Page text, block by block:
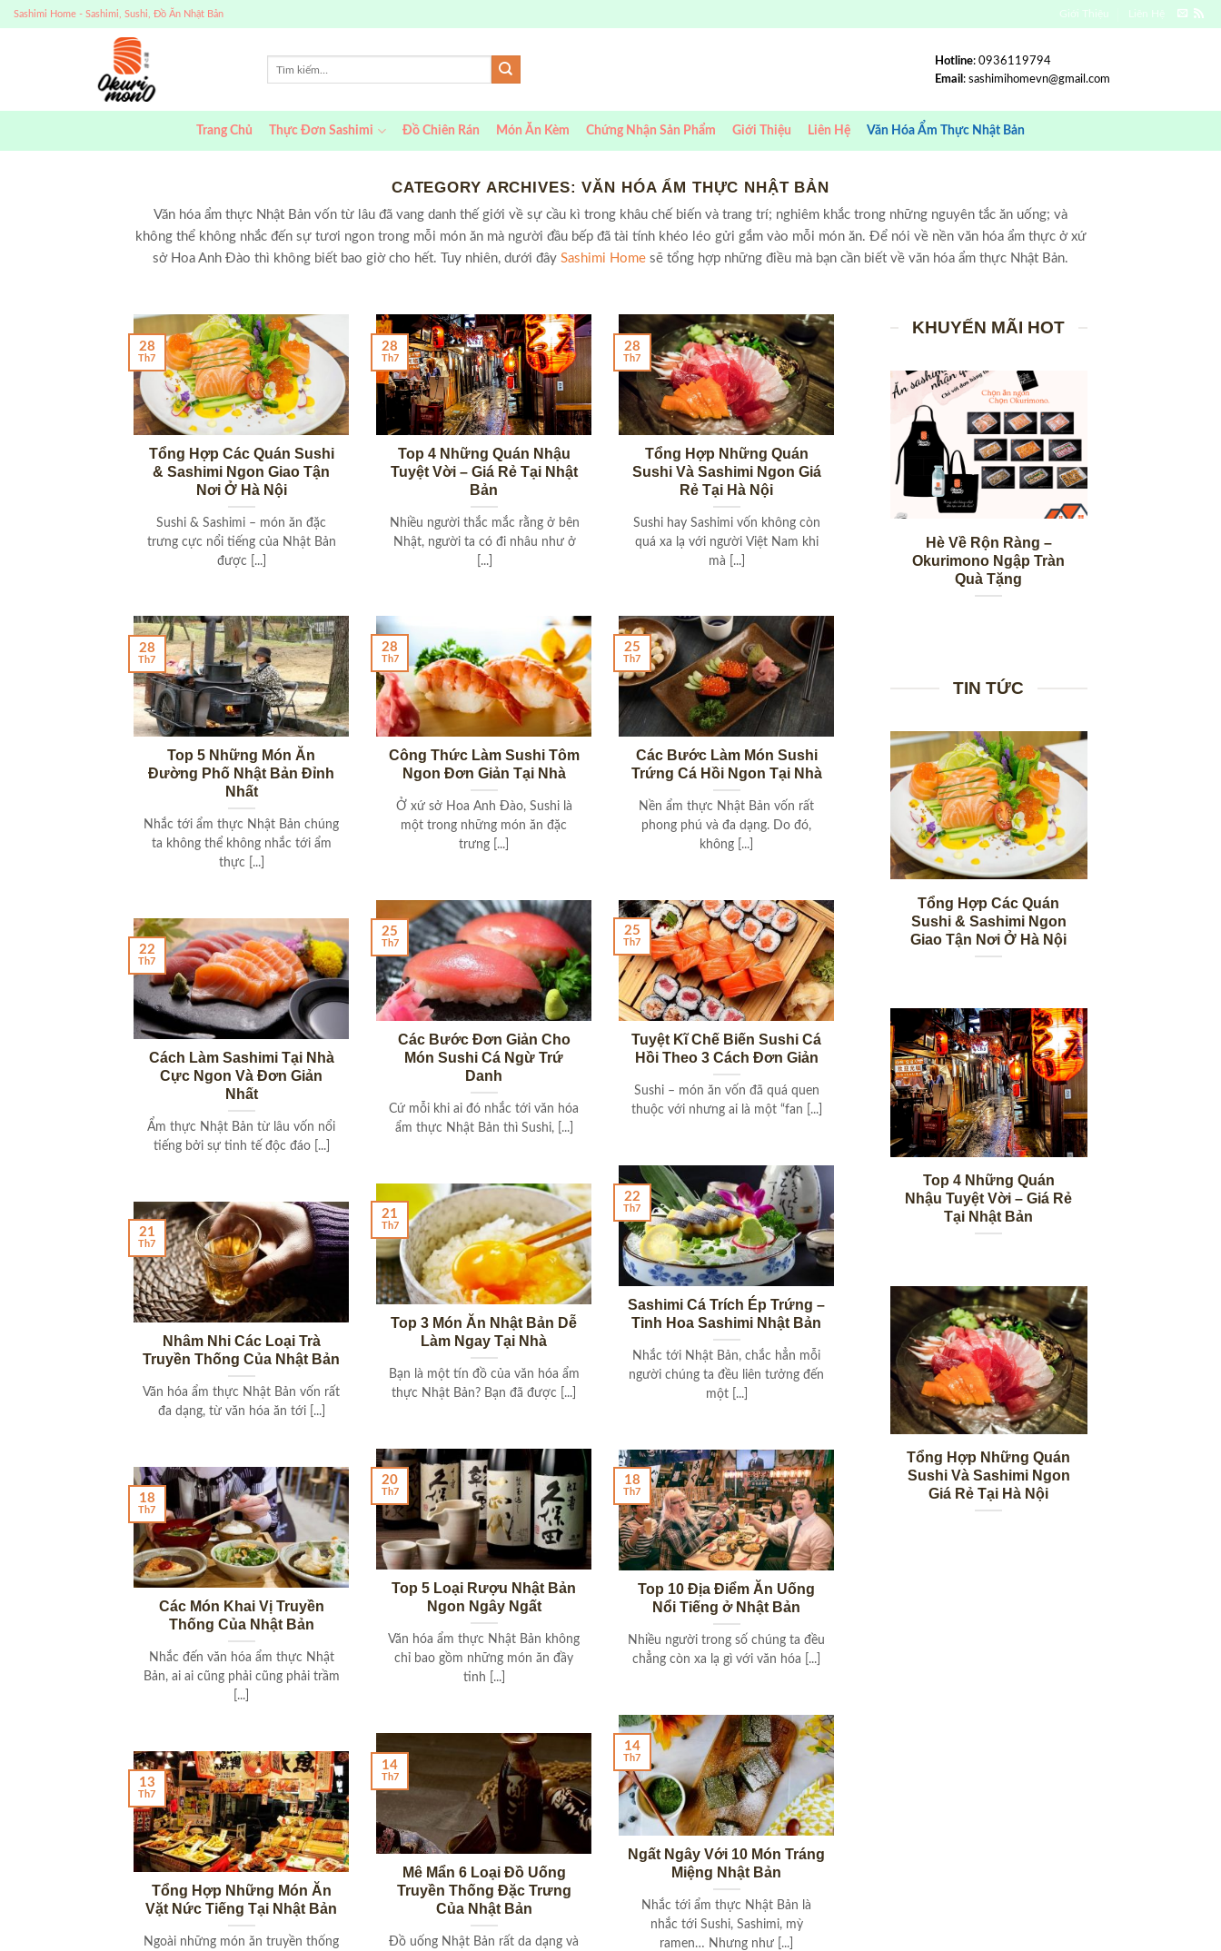
Skip
to
Sashimi Home - Sashimi, Sushi, Đồ Ăn Nhật Bản Giới Thiệu Liên Hệ
Hotline: 0936119794
Email : sashimihomevn@gmail.com
Trang Chủ Thực Đơn Sashimi Đồ Chiên Rán Món Ăn Kèm Chứng Nhận Sản Phẩm Giới Thiệu Liên Hệ Văn Hóa Ẩm Thực Nhật Bản
CATEGORY ARCHIVES:VĂN HÓA ẨM THỰC NHẬT BẢN
Văn hóa ẩm thực Nhật Bản vốn từ lâu đã vang danh thế giới về sự cầu kì trong khâu chế biến và trang trí; nghiêm khắc trong những nguyên tắc ăn uống; và
không thể không nhắc đến sự tươi ngon trong mỗi món ăn mà người đầu bếp đã tài tính khéo léo gửi gắm vào mỗi món ăn. Để nói về nền văn hóa ẩm thực ở xứ
sở Hoa Anh Đào thì không biết bao giờ cho hết. Tuy nhiên, dưới đây Sashimi Home sẽ tổng hợp những điều mà bạn cần biết về văn hóa ẩm thực Nhật Bản.
Tổng Hợp Các Quán Sushi
& Sashimi Ngon Giao Tận
Nơi Ở Hà Nội
Sushi & Sashimi – món ăn đặc
trưng cực nổi tiếng của Nhật Bản
được [...]
28
Th7
Top 4 Những Quán Nhậu
Tuyệt Vời – Giá Rẻ Tại Nhật
Bản
Nhiều người thắc mắc rằng ở bên
Nhật, người ta có đi nhâu như ở
[...]
28
Th7
Tổng Hợp Những Quán
Sushi Và Sashimi Ngon Giá
Rẻ Tại Hà Nội
Sushi hay Sashimi vốn không còn
quá xa lạ với người Việt Nam khi
mà [...]
28
Th7
Top 5 Những Món Ăn
Đường Phố Nhật Bản Đỉnh
Nhất
Nhắc tới ẩm thực Nhật Bản chúng
ta không thể không nhắc tới ẩm
thực [...]
28
Th7
Công Thức Làm Sushi Tôm
Ngon Đơn Giản Tại Nhà
Ở xứ sở Hoa Anh Đào, Sushi là
một trong những món ăn đặc
trưng [...]
28
Th7
Các Bước Làm Món Sushi
Trứng Cá Hồi Ngon Tại Nhà
Nền ẩm thực Nhật Bản vốn rất
phong phú và đa dạng. Do đó,
không [...]
25
Th7
Các Bước Đơn Giản Cho
Món Sushi Cá Ngừ Trứ
Danh
Cứ mỗi khi ai đó nhắc tới văn hóa
ẩm thực Nhật Bản thì Sushi, [...]
25
Th7
Tuyệt Kĩ Chế Biến Sushi Cá
Hồi Theo 3 Cách Đơn Giản
Sushi – món ăn vốn đã quá quen
thuộc với nhưng ai là một “fan [...]
25
Th7
Cách Làm Sashimi Tại Nhà
Cực Ngon Và Đơn Giản
Nhất
Ẩm thực Nhật Bản từ lâu vốn nổi
tiếng bởi sự tinh tế độc đáo [...]
22
Th7
Sashimi Cá Trích Ép Trứng –
Tinh Hoa Sashimi Nhật Bản
Nhắc tới Nhật Bản, chắc hẳn mỗi
người chúng ta đều liên tưởng đến
một [...]
22
Th7
Top 3 Món Ăn Nhật Bản Dễ
Làm Ngay Tại Nhà
Bạn là một tín đồ của văn hóa ẩm
thực Nhật Bản? Bạn đã được [...]
21
Th7
Nhâm Nhi Các Loại Trà
Truyền Thống Của Nhật Bản
Văn hóa ẩm thực Nhật Bản vốn rất
đa dạng, từ văn hóa ăn tới [...]
21
Th7
Top 5 Loại Rượu Nhật Bản
Ngon Ngây Ngất
Văn hóa ẩm thực Nhật Bản không
chỉ bao gồm những món ăn đầy
tinh [...]
20
Th7
Top 10 Địa Điểm Ăn Uống
Nổi Tiếng ở Nhật Bản
Nhiều người trong số chúng ta đều
chẳng còn xa lạ gì với văn hóa [...]
18
Th7
Các Món Khai Vị Truyền
Thống Của Nhật Bản
Nhắc đến văn hóa ẩm thực Nhật
Bản, ai ai cũng phải cũng phải trầm
[...]
18
Th7
Ngất Ngây Với 10 Món Tráng
Miệng Nhật Bản
Nhắc tới ẩm thực Nhật Bản là
nhắc tới Sushi, Sashimi, mỳ
ramen… Nhưng như [...]
14
Th7
Mê Mẩn 6 Loại Đồ Uống
Truyền Thống Đặc Trưng
Của Nhật Bản
Đồ uống Nhật Bản rất da dạng và
14
Th7
Tổng Hợp Những Món Ăn
Vặt Nức Tiếng Tại Nhật Bản
Ngoài những món ăn truyền thống
13
Th7
KHUYẾN MÃI HOT
Hè Về Rộn Ràng –
Okurimono Ngập Tràn
Quà Tặng
TIN TỨC
Tổng Hợp Các Quán
Sushi & Sashimi Ngon
Giao Tận Nơi Ở Hà Nội
Top 4 Những Quán
Nhậu Tuyệt Vời – Giá Rẻ
Tại Nhật Bản
Tổng Hợp Những Quán
Sushi Và Sashimi Ngon
Giá Rẻ Tại Hà Nội